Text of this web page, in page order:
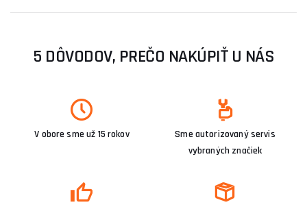
5 DÔVODOV, PREČO NAKÚPIŤ U NÁS
V obore sme už 15 rokov
Sme autorizovaný servis
vybraných značiek